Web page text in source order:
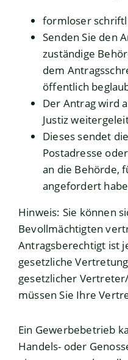
formloser
Senden Sie den
zuständige
dem
öffentlich
Der Antrag wird
Justiz
Dieses sendet
Postadresse
an die Behörde,
angefordert
Hinweis: Sie können
Bevollmächtigten
Antragsberechtigt ist
gesetzliche
gesetzlicher
müssen Sie Ihre
Ein Gewerbebetrieb
Handels- oder